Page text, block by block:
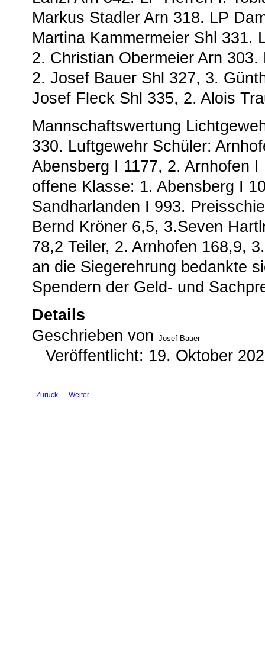
Markus Stadler Arn 318. LP
Martina Kammermeier Shl 331.
2. Christian Obermeier Arn
2. Josef Bauer Shl 327, 3.
Josef Fleck Shl 335, 2. Alois
Mannschaftswertung
330. Luftgewehr Schüler:
Abensberg I 1177, 2. Arnhofen
offene Klasse: 1. Abensberg I
Sandharlanden I 993.
Bernd Kröner 6,5, 3.Seven
78,2 Teiler, 2. Arnhofen 168,9,
an die Siegerehrung bedankte
Spendern der Geld- und
Details
Geschrieben von Josef Bauer
Veröffentlicht: 19. Oktober
Zurück Weiter